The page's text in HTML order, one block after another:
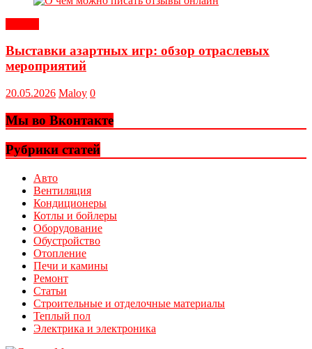
Выставки азартных игр: обзор отраслевых
мероприятий
20.05.2026 Maloy 0
Мы во Вконтакте
Рубрики статей
Авто
Вентиляция
Кондиционеры
Котлы и бойлеры
Оборудование
Обустройство
Отопление
Печи и камины
Ремонт
Статьи
Строительные и отделочные материалы
Теплый пол
Электрика и электроника